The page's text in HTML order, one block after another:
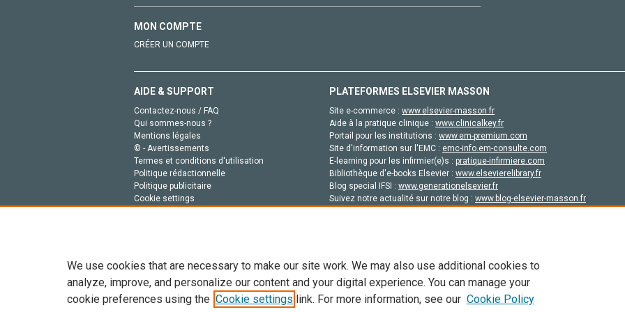
MON COMPTE
CRÉER UN COMPTE
AIDE & SUPPORT
Contactez-nous / FAQ
Qui sommes-nous ?
Mentions légales
© - Avertissements
Termes et conditions d'utilisation
Politique rédactionnelle
Politique publicitaire
Cookie settings
PLATEFORMES ELSEVIER MASSON
Site e-commerce : www.elsevier-masson.fr
Aide à la pratique clinique : www.clinicalkey.fr
Portail pour les institutions : www.em-premium.com
Site d'information sur l'EMC : emc-info.em-consulte.com
E-learning pour les infirmier(e)s : pratique-infirmiere.com
Bibliothèque d'e-books Elsevier : www.elsevierelibrary.fr
Blog special IFSI : www.generationelsevier.fr
Suivez notre actualité sur notre blog : www.blog-elsevier-masson.fr
Tout le contenu de ce site: Copyright © 2026 Elsevier, ses concédants de licence et ses contributeurs. Tout les droits sont réservés,
We use cookies that are necessary to make our site work. We may also use additional cookies to
analyze, improve, and personalize our content and your digital experience. You can manage your
cookie preferences using the Cookie settings link. For more information, see our Cookie Policy